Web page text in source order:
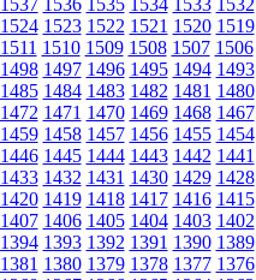
1537 1536 1535 1534 1533 1532
1524 1523 1522 1521 1520 1519
1511 1510 1509 1508 1507 1506
1498 1497 1496 1495 1494 1493
1485 1484 1483 1482 1481 1480
1472 1471 1470 1469 1468 1467
1459 1458 1457 1456 1455 1454
1446 1445 1444 1443 1442 1441
1433 1432 1431 1430 1429 1428
1420 1419 1418 1417 1416 1415
1407 1406 1405 1404 1403 1402
1394 1393 1392 1391 1390 1389
1381 1380 1379 1378 1377 1376